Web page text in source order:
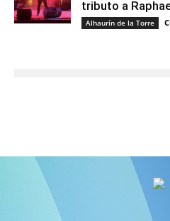
tributo a
Alhaurín de la Torre